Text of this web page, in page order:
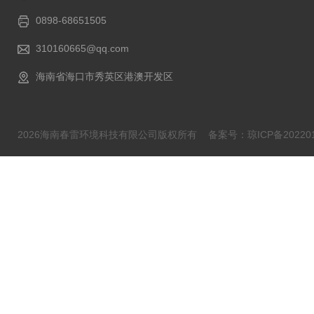
0898-68651505
310160665@qq.com
海南省海口市秀英区港澳开发区
2026海南春雷环境科技有限公司版权所有 备案号：琼ICP备